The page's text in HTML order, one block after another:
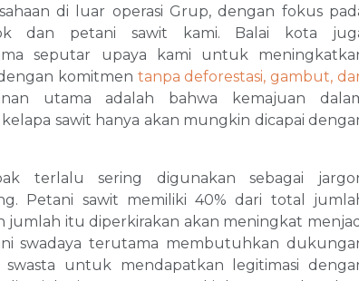
di luar operasi Grup, dengan fokus
dan petani sawit kami. Balai kota
seputar upaya kami untuk
komitmen tanpa deforestasi, gambut,
utama adalah bahwa kemajuan
sawit hanya akan mungkin dicapai
terlalu sering digunakan sebagai
Petani sawit memiliki 40% dari total
jumlah itu diperkirakan akan meningkat
swadaya terutama membutuhkan
untuk mendapatkan legitimasi